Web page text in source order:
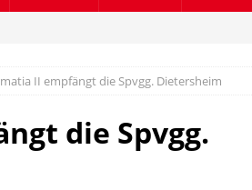
II empfängt die Spvgg. Dietersheim
die Spvgg.